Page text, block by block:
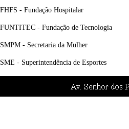
FHFS - Fundação Hospitalar
FUNTITEC - Fundação de Tecnologia
SMPM - Secretaria da Mulher
SME - Superintendência de Esportes